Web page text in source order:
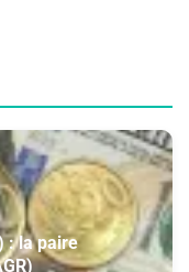
: la paire